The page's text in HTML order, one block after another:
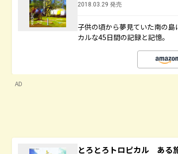
2018.03.29 発売
子供の頃から夢見ていた南の
カルな45日間の記録と記憶。
AD
とろとろトロピカル ある